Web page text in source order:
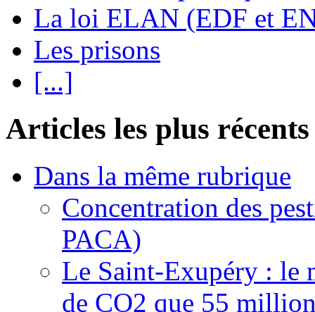
La loi ELAN (EDF et
Les prisons
[...]
Articles les plus récents
Dans la même rubrique
Concentration des
PACA)
Le Saint-Exupéry : le
de CO2 que 55